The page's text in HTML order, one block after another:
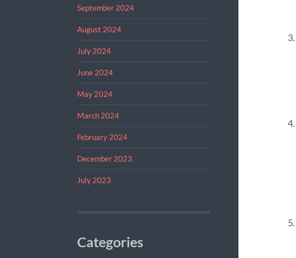
September 2024
August 2024
July 2024
June 2024
May 2024
March 2024
February 2024
December 2023
July 2023
Categories